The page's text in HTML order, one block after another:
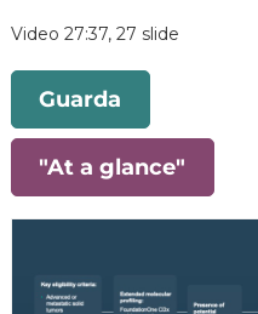
avanzata. I risultati
manifestata dal nuovo
braccio di controllo,
clinico da parte di T-DXd
a poterlo considerare
nel setting del tumore
positivo avanzato/
Video 27:37, 27 slide
Guarda
"At a glance"